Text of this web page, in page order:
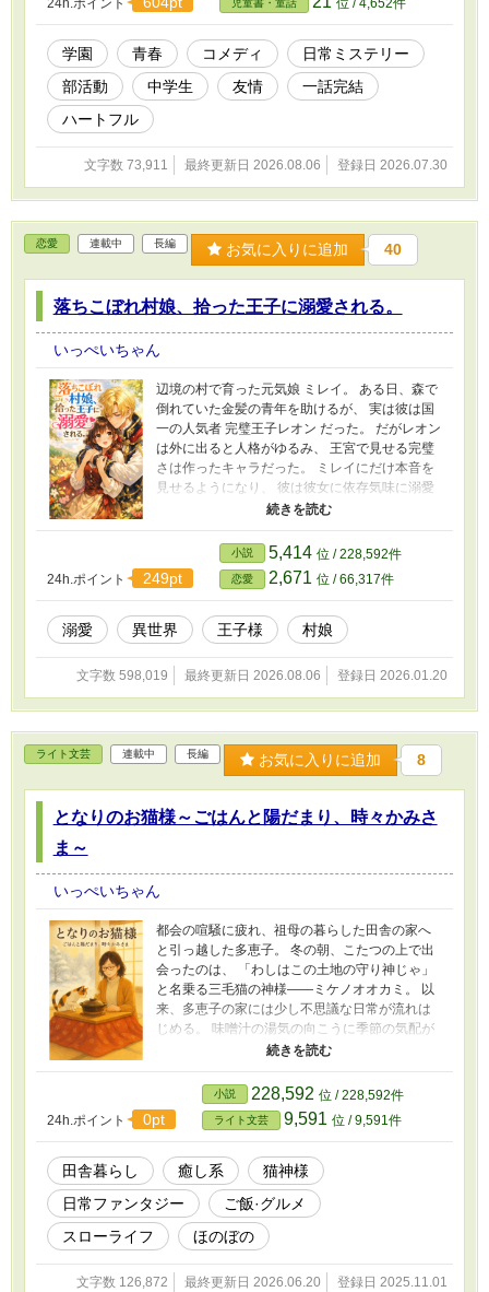
ト・近野信吾、事件の最中でもおやつを優先す
る食いしん坊・伊藤大地、存在感が薄すぎるの
に誰よりも真相を見ている図書委員・月島優
助。そして、そんな仲間たちに振り回されなが
らも放っておけず、ツッコミ役として奔走する
七不思議？」 まともな推理はほとんど進まず、
事件は毎回とんでもない方向へ暴走。それでも
最後には、仲間たちの何気ない一言や小さな思
へたどり着く。 これは、本格ミステリーではな
い。 名探偵になれなくても、誰かの「困った」
を笑顔に変えることはできる。 笑って、走っ
り広げる、放課後青春コメディ＆日常ミステリ
てくる。 ※表紙のイラストは画像生成AIによっ
て作られたものです。 ※この作品は「小説家に
なろう」でも同時投稿しています。
24h.ポイント 児童書・童話 位 / 4,652件
学園 青春 コメディ
日常ミステリー
部活動
中学生 友情
一話完結
ハートフル
文字数 73,911 最終更新日 2026.08.06 登録日 2026.07.30
恋愛 連載中 長編 お気に入りに追加 40
落ちこぼれ村娘、拾った王子に溺愛される。
いっぺいちゃん
辺境の村で育った元気娘 ミレイ。 ある日、森で
倒れていた金髪の青年を助けるが、 実は彼は国
一の人気者 完璧王子レオン だった。 だがレオン
は外に出ると人格がゆるみ、 王宮で見せる完璧
さは作ったキャラだった。 ミレイにだけ本音を
見せるようになり、 彼は彼女に依存気味に溺愛
してくる。 しかしレオンの完璧さには、 王宫の
闇に関わる秘密があって—— ミレイはレオンの
仮面を剥がしながら、 彼を救う本当の王子に導
いていく。 ※表紙のイラストは画像生成AIによ
って作られたものです。 ※この作品は「小説家
になろう」でも同時投稿しています。
24h.ポイント 249pt
小説 5,414 位 / 228,592件
恋愛 2,671 位 / 66,317件
溺愛 異世界 王子様 村娘
文字数 598,019 最終更新日 2026.08.06 登録日 2026.01.20
ライト文芸 連載中 長編 お気に入りに追加 8
となりのお猫様～ごはんと陽だまり、時々かみさ
ま～
いっぺいちゃん
都会の喧騒に疲れ、祖母の暮らした田舎の家へ
と引っ越した多恵子。 冬の朝、こたつの上で出
会ったのは、 「わしはこの土地の守り神じゃ」
と名乗る三毛猫の神様——ミケノオオカミ。 以
来、多恵子の家には少し不思議な日常が流れは
じめる。 味噌汁の湯気の向こうに季節の気配が
あり、 祠の前を通る風には見えない“道”があ
る。 隣のツネさんの笑い声、気まぐれな猫た
ち、 そして、時おり語られる“神さまの言葉”。
雪とごはんと猫のぬくもりが、 冷えた心をやわ
らかくほぐしていく——。 静かな田舎の冬を舞
台にした、 心に陽だまりを灯すヒーリングスト
ーリー。 ※表紙のイラストは画像生成AIによっ
て作られたものです。 ※この作品は「小説家に
なろう」でも同時投稿しています。
24h.ポイント 0pt
小説 228,592 位 / 228,592件
ライト文芸 9,591 位 / 9,591件
田舎暮らし 癒し系
猫神様
日常ファンタジー
ご飯·グルメ
スローライフ
ほのぼの
文字数 126,872 最終更新日 2026.06.20 登録日 2025.11.01